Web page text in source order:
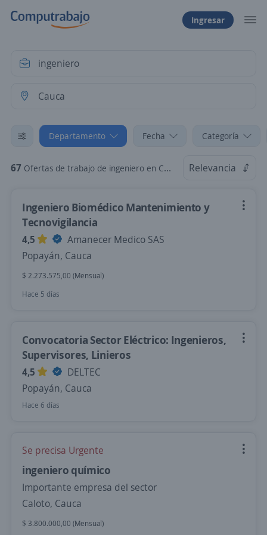
Ingresar
Departamento Fecha Categoría
67 Ofertas de trabajo de ingeniero en Cauca Relevancia
Ingeniero Biomédico Mantenimiento y
Tecnovigilancia
4,5
Amanecer Medico SAS
Popayán, Cauca
$ 2.273.575,00 (Mensual)
Hace 5 días
Convocatoria Sector Eléctrico: Ingenieros,
Supervisores, Linieros
4,5
DELTEC
Popayán, Cauca
Hace 6 días
Se precisa Urgente
ingeniero químico
Importante empresa del sector
Caloto, Cauca
$ 3.800.000,00 (Mensual)